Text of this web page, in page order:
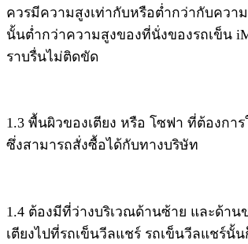
ควรมีความสูงเท่ากับหรือต่ำกว่ากับควา
นั้นต่ำกว่าความสูงของที่นั่งของรถเข็น
ราบรื่นไม่ติดขัด
1.3 พื้นผิวของเตียง หรือ โซฟา ที่ต้องกา
ซึ่งสามารถสั่งซื้อได้กับทางบริษัท
1.4 ต้องมีที่ว่างบริเวณด้านซ้าย และด้าน
เตียงไปที่รถเข็นวีลแชร์ รถเข็นวีลแชร์